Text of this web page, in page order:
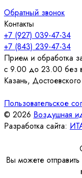
Обратный звонок
Контакты
+7 (927) 039-47-34
+7 (843) 239-47-34
Прием и обработка
с 9.00 до 23.00 без
Казань,
Пользовательское
© 2026 Воздушная
Разработка сайта:
Вы можете